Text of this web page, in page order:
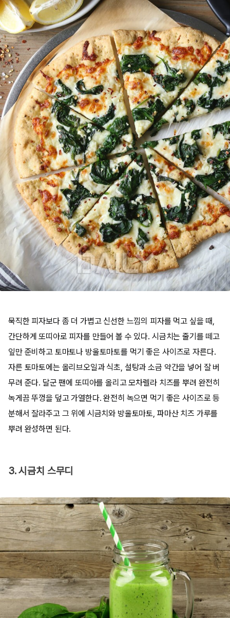
묵직한 피자보다 좀 더 가볍고 신선한 느낌의 피자를 먹고 싶을 때,
간단하게 또띠아로 피자를 만들어 볼 수 있다. 시금치는 줄기를 떼고
잎만 준비하고 토마토나 방울토마토를 먹기 좋은 사이즈로 자른다.
자른 토마토에는 올리브오일과 식초, 설탕과 소금 약간을 넣어 잘 버
무려 준다. 달군 팬에 또띠아를 올리고 모차렐라 치즈를 뿌려 완전히
녹게끔 뚜껑을 덮고 가열한다. 완전히 녹으면 먹기 좋은 사이즈로 등
분해서 잘라주고 그 위에 시금치와 방울토마토, 파마산 치즈 가루를
뿌려 완성하면 된다.
3. 시금치 스무디